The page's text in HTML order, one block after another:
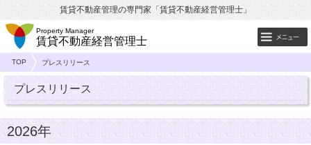
賃貸不動産管理の専門家「賃貸不動産経営管理士」
Property Manager
賃貸不動産経営管理士
TOP プレスリリース
プレスリリース
2026年